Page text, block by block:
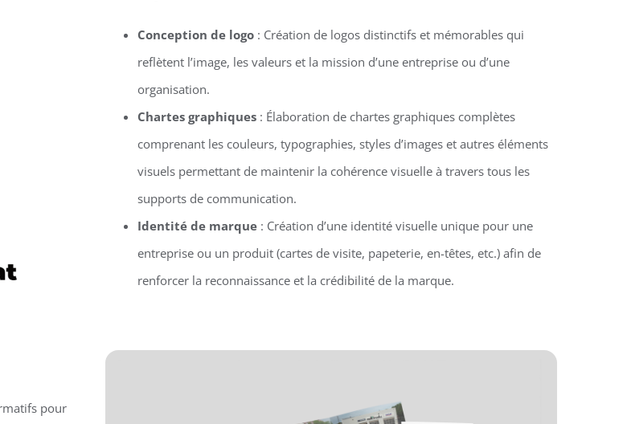
Conception de logo : Création de logos distinctifs et mémorables qui
reflètent l’image, les valeurs et la mission d’une entreprise ou d’une
organisation.
Chartes graphiques : Élaboration de chartes graphiques complètes
comprenant les couleurs, typographies, styles d’images et autres éléments
visuels permettant de maintenir la cohérence visuelle à travers tous les
supports de communication.
Identité de marque : Création d’une identité visuelle unique pour une
entreprise ou un produit (cartes de visite, papeterie, en-têtes, etc.) afin de
renforcer la reconnaissance et la crédibilité de la marque.
pour